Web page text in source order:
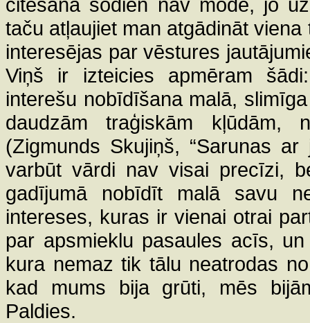
taču atļaujiet man atgādināt
interesējas par vēstures
Viņš ir izteicies apmēram
interešu nobīdīšana malā,
daudzām traģiskām kļūdām,
(Zigmunds Skujiņš, “Sarunas
varbūt vārdi nav visai precīzi,
gadījumā nobīdīt malā savu
intereses, kuras ir vienai otrai
par apsmieklu pasaules acīs,
kura nemaz tik tālu neatrodas
kad mums bija grūti, mēs
Paldies.